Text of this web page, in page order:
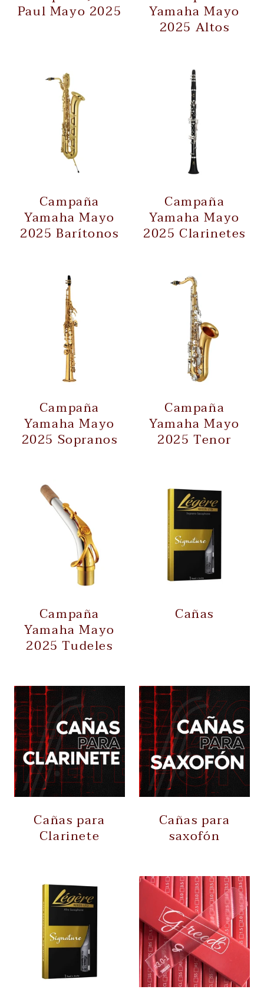
Paul Mayo 2025 Yamaha Mayo
2025 Altos
Campaña
Yamaha Mayo
2025 Barítonos
Campaña
Yamaha Mayo
2025 Clarinetes
Campaña
Yamaha Mayo
2025 Sopranos
Campaña
Yamaha Mayo
2025 Tenor
Campaña
Yamaha Mayo
2025 Tudeles
Cañas
Cañas para
Clarinete
Cañas para
saxofón